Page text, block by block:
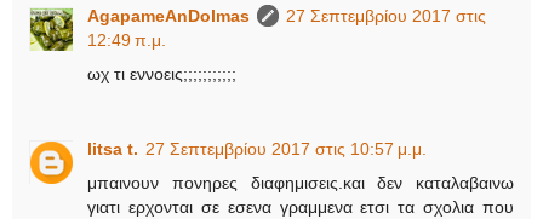
AgapameAnDolmas
27 Σεπτεμβρίου 2017 στις
12:49 π.μ.
ωχ τι εννοεις;;;;;;;;;;;
litsa t. 27 Σεπτεμβρίου 2017 στις 10:57 μ.μ.
μπαινουν πονηρες διαφημισεις.και δεν καταλαβαινω
γιατι ερχονται σε εσενα γραμμενα ετσι τα σχολια που